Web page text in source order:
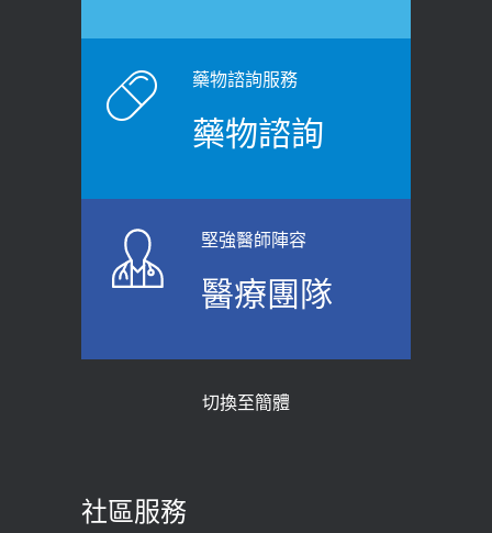
原則避免血糖血壓飆高
2026-06-08
上班常待在冷氣房？小心泌尿道感染
醫示警：1病症嚴重恐喪命
2026-05-21
老後睡不好、夜間易跌倒
2021-03-05
骨科魏志定主任接受專訪 【年代電視
質密度檢查！醫：注意5重點可逆轉
膝蓋退化有9大部位 骨科醫坦言：不
藥物諮詢服務
藥物諮詢
堅強醫師陣容
醫療團隊
切換至簡體
社區服務